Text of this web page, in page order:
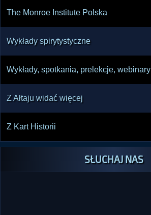
The Monroe Institute Polska
Wykłady spirytystyczne
Wykłady, spotkania, prelekcje, webinary
Z Ałtaju widać więcej
Z Kart Historii
SŁUCHAJ NAS